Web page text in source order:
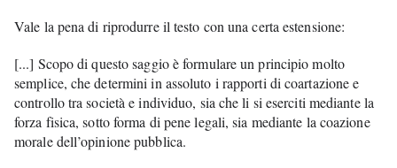
Vale la pena di riprodurre il testo con una certa estensione:
[...] Scopo di questo saggio è formulare un principio molto
semplice, che determini in assoluto i rapporti di coartazione e
controllo tra società e individuo, sia che li si eserciti mediante la
forza fisica, sotto forma di pene legali, sia mediante la coazione
morale dell’opinione pubblica.